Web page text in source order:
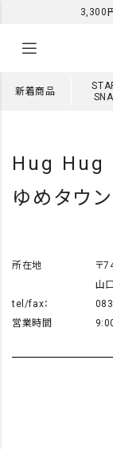
3,300
新着商品
Hug
ゆめタウ
所在地
〒
山
tel/fax：
営業時間